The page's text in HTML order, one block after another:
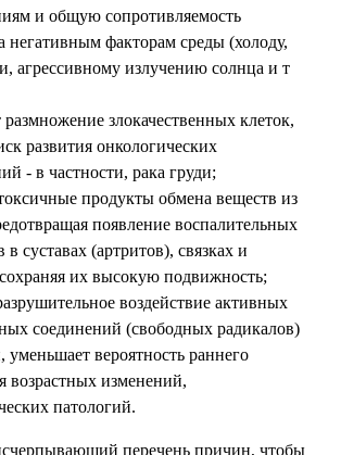
и общую сопротивляемость
негативным факторам среды (холоду,
агрессивному излучению солнца и т
размножение злокачественных клеток,
развития онкологических
- в частности, рака груди;
продукты обмена веществ из
появление воспалительных
в суставах (артритов), связках и
их высокую подвижность;
воздействие активных
соединений (свободных радикалов)
уменьшает вероятность раннего
возрастных изменений,
патологий.
перечень причин, чтобы